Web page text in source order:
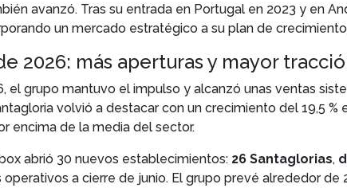
avanzó. Tras su entrada en Portugal en 2023 y en
un mercado estratégico a su plan de
2026: más aperturas y mayor
el grupo mantuvo el impulso y alcanzó unas ventas
volvió a destacar con un crecimiento del 19,5
encima de la media del sector.
abrió 30 nuevos establecimientos: 26 Santaglorias,
a cierre de junio. El grupo prevé alrededor